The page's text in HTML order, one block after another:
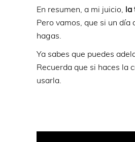
En resumen, a mi juicio, la
Pero vamos, que si un
hagas.
Ya sabes que puedes
Recuerda que si haces la
usarla.